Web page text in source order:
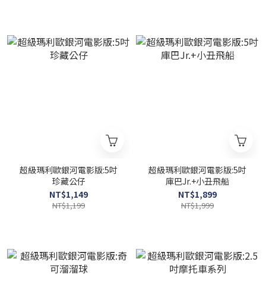
超級瑪利歐銀河電影版:5吋
珍藏公仔
NT$1,149
NT$1,199
超級瑪利歐銀河電影版:5吋
庫巴Jr.+小丑飛船
NT$1,899
NT$1,999